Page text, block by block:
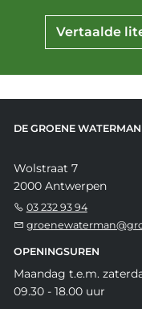
Vertaalde
DE GROENE
Wolstraat 7
2000 Antwerpen
03 232 93 94
OPENINGSUREN
Maandag t.e.m.
09.30 - 18.00 uur